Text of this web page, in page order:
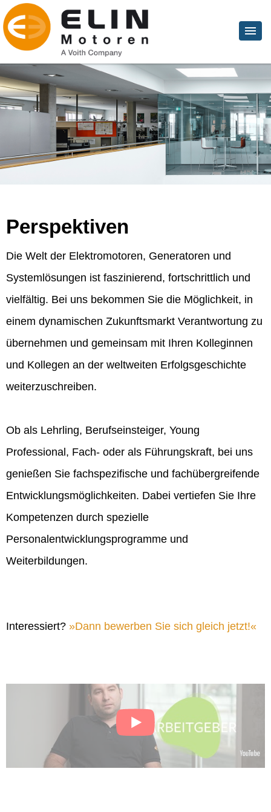
Perspektiven
Die Welt der Elektromotoren, Generatoren und
Systemlösungen ist faszinierend, fortschrittlich und
vielfältig. Bei uns bekommen Sie die Möglichkeit, in
einem dynamischen Zukunftsmarkt Verantwortung zu
übernehmen und gemeinsam mit Ihren Kolleginnen
und Kollegen an der weltweiten Erfolgsgeschichte
weiterzuschreiben.
Ob als Lehrling, Berufseinsteiger, Young
Professional, Fach- oder als Führungskraft, bei uns
genießen Sie fachspezifische und fachübergreifende
Entwicklungsmöglichkeiten. Dabei vertiefen Sie Ihre
Kompetenzen durch spezielle
Personalentwicklungsprogramme und
Weiterbildungen.
Interessiert? Dann bewerben Sie sich gleich jetzt!